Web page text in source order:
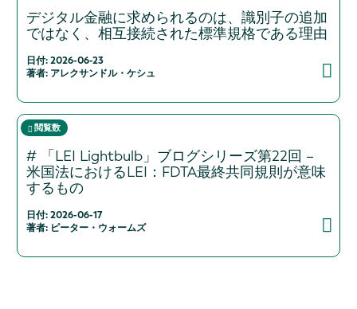
デジタル金融に求められるのは、識別子の追加
ではなく、相互接続された標準規格である理由
日付: 2026-06-23
著者: アレクサンドル・ケシュ
閲覧数
# 「LEI Lightbulb」ブログシリーズ第22回 –
米国法におけるLEI：FDTA最終共同規則が意味
するもの
日付: 2026-06-17
著者: ピーター・ウォームズ